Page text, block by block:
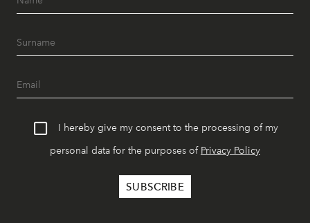
I hereby give my consent to the processing of my
personal data for the purposes of Privacy Policy